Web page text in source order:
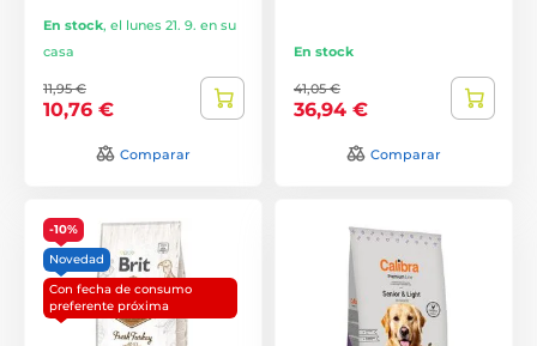
En stock, el lunes 21. 9. en su
casa
11,95 €
10,76 €
Comparar
En stock
41,05 €
36,94 €
Comparar
-10%
Novedad
Con fecha de consumo
preferente próxima